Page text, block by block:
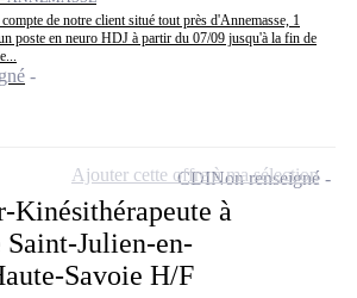
de notre client situé tout près d'Annemasse, 1
poste en neuro HDJ à partir du 07/09 jusqu'à la fin de
Kinésithérapeute à
Julien-en-
Savoie H/F
CDINon renseigné
Ajouter cette offre à ma sélection